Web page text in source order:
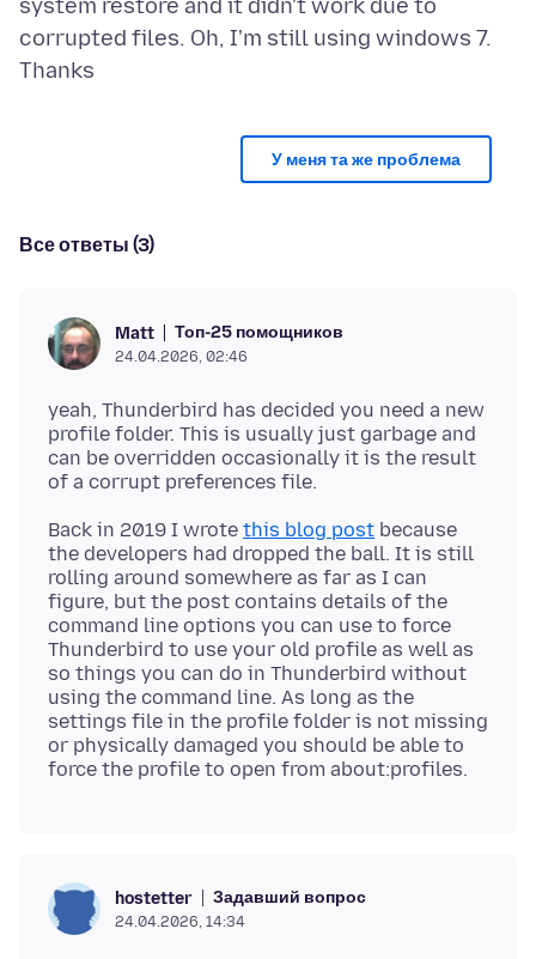
system restore and it didn't work due to
corrupted files. Oh, I'm still using windows 7.
У меня та же проблема
Все ответы (3)
Matt Топ-25 помощников
24.04.2026, 02:46
yeah, Thunderbird has decided you need a new
profile folder. This is usually just garbage and
can be overridden occasionally it is the result
Back in 2019 I wrote this blog post because
the developers had dropped the ball. It is still
rolling around somewhere as far as I can
figure, but the post contains details of the
command line options you can use to force
Thunderbird to use your old profile as well as
so things you can do in Thunderbird without
using the command line. As long as the
settings file in the profile folder is not missing
or physically damaged you should be able to
hostetter Задавший вопрос
24.04.2026, 14:34